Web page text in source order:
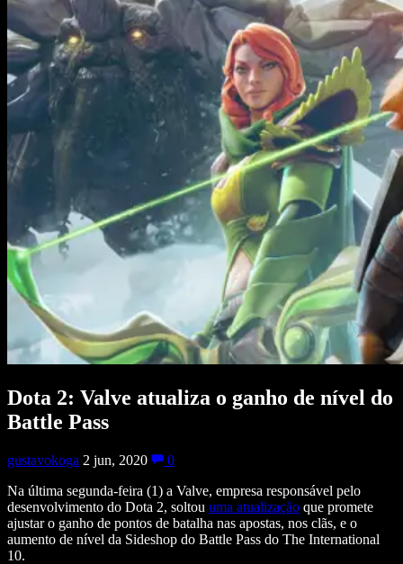
Dota 2: Valve atualiza o ganho de nível do
Battle Pass
gustavokoga 2 jun, 2020
0
Na última segunda-feira (1) a Valve, empresa responsável pelo
desenvolvimento do Dota 2, soltou uma atualização que promete
ajustar o ganho de pontos de batalha nas apostas, nos clãs, e o
aumento de nível da Sideshop do Battle Pass do The International
10.